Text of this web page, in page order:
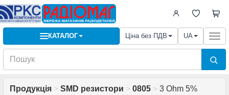
КАТАЛОГ Ціна без ПДВ UA
Продукція > SMD резистори > 0805 > 3 Ohm 5%